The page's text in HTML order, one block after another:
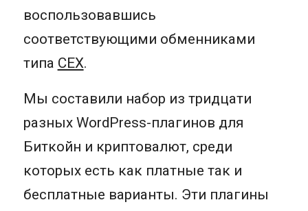
воспользовавшись
соответствующими обменниками
типа CEX.
Мы составили набор из тридцати
разных WordPress-плагинов для
Биткойн и криптовалют, среди
которых есть как платные так и
бесплатные варианты. Эти плагины